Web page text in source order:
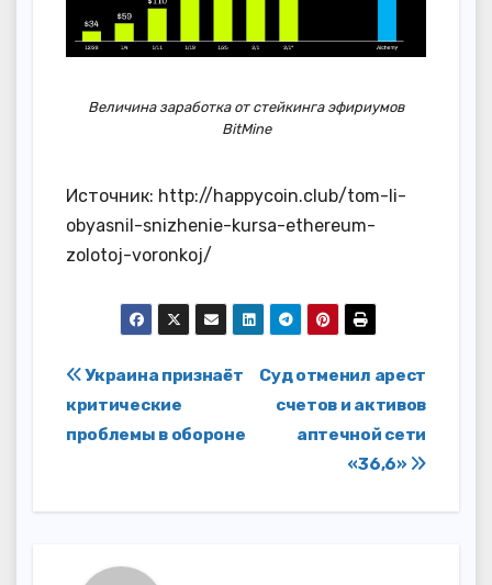
Величина заработка от стейкинга эфириумов
BitMine
Источник: http://happycoin.club/tom-li-
obyasnil-snizhenie-kursa-ethereum-
zolotoj-voronkoj/
Навигация
по
Суд отменил арест
счетов и активов
аптечной сети
«36,6»
Украина признаёт
критические
проблемы в обороне